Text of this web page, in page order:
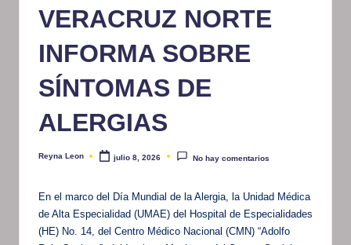
iv
o
VERACRUZ NORTE
INFORMA SOBRE
SÍNTOMAS DE
ALERGIAS
Publicado
Reyna Leon julio 8, 2026 No hay comentarios
En el marco del Día Mundial de la Alergia, la Unidad Médica
de Alta Especialidad (UMAE) del Hospital de Especialidades
(HE) No. 14, del Centro Médico Nacional (CMN) “Adolfo